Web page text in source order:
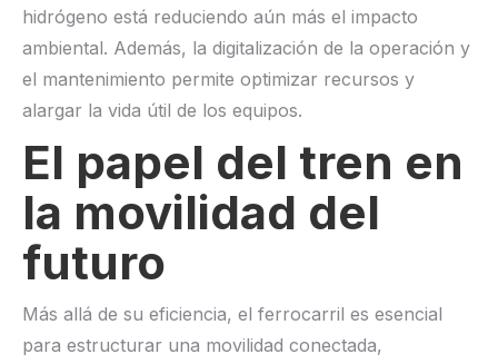
hidrógeno está reduciendo aún más el impacto
ambiental. Además, la digitalización de la operación y
el mantenimiento permite optimizar recursos y
alargar la vida útil de los equipos.
El papel del tren en
la movilidad del
futuro
Más allá de su eficiencia, el ferrocarril es esencial
para estructurar una movilidad conectada,